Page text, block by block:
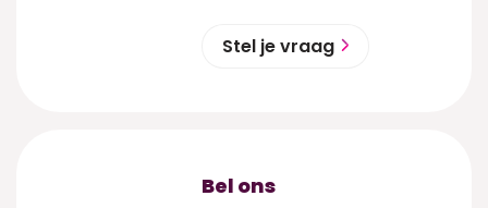
Stel je vraag
Bel ons